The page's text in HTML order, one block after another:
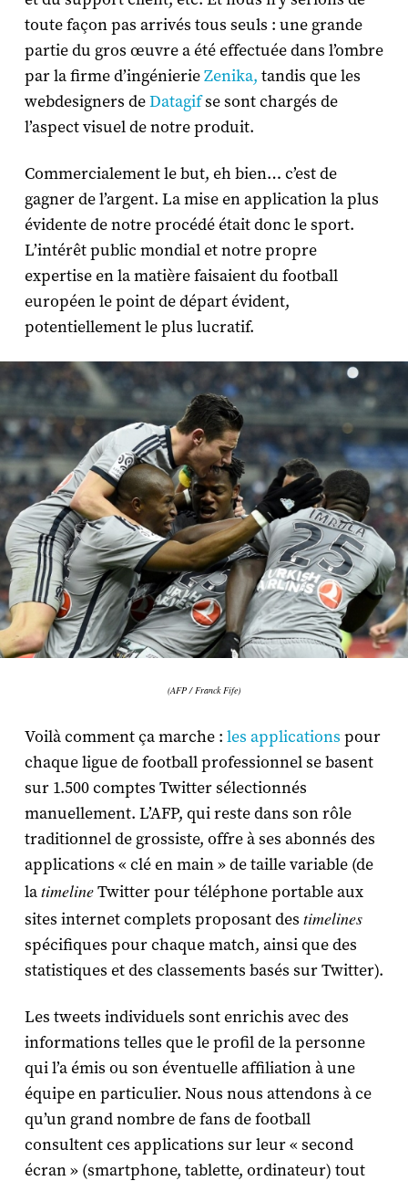
toute façon pas arrivés tous seuls : une grande
partie du gros œuvre a été effectuée dans l’ombre
par la firme d’ingénierieZenika, tandis que les
webdesigners deDatagifse sont chargés de
l’aspect visuel de notre produit.
Commercialement le but, eh bien… c’est de
gagner de l’argent. La mise en application la plus
évidente de notre procédé était donc le sport.
L’intérêt public mondial et notre propre
expertise en la matière faisaient du football
européen le point de départ évident,
potentiellement le plus lucratif.
(AFP / Franck Fife)
Voilà comment ça marche : les applications pour
chaque ligue de football professionnel se basent
sur 1.500 comptes Twitter sélectionnés
manuellement. L’AFP, qui reste dans son rôle
traditionnel de grossiste, offre à ses abonnés des
applications « clé en main » de taille variable (de
latimelineTwitter pour téléphone portable aux
sites internet complets proposant des timelines
spécifiques pour chaque match, ainsi que des
statistiques et des classements basés sur Twitter).
Les tweets individuels sont enrichis avec des
informations telles que le profil de la personne
qui l’a émis ou son éventuelle affiliation à une
équipe en particulier. Nous nous attendons à ce
qu’un grand nombre de fans de football
consultent ces applications sur leur « second
écran » (smartphone, tablette, ordinateur) tout